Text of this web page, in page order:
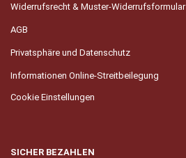
Widerrufsrecht & Muster-Widerrufsformular
AGB
Privatsphäre und Datenschutz
Informationen Online-Streitbeilegung
Cookie Einstellungen
SICHER BEZAHLEN